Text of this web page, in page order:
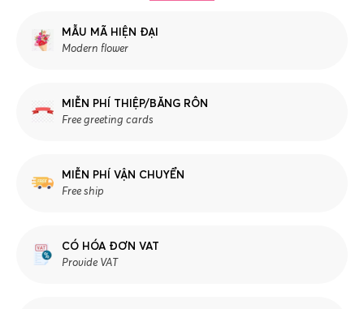
MẪU MÃ HIỆN ĐẠI
Modern flower
MIỄN PHÍ THIỆP/BĂNG RÔN
Free greeting cards
MIỄN PHÍ VẬN CHUYỂN
Free ship
CÓ HÓA ĐƠN VAT
Provide VAT